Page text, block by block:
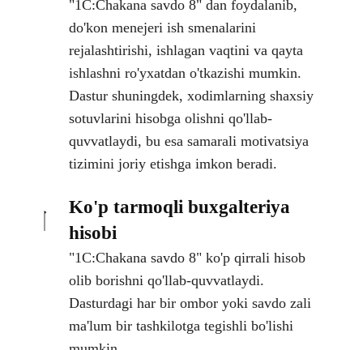
"1C:Chakana savdo 8" dan foydalanib,
do'kon menejeri ish smenalarini
rejalashtirishi, ishlagan vaqtini va qayta
ishlashni ro'yxatdan o'tkazishi mumkin.
Dastur shuningdek, xodimlarning shaxsiy
sotuvlarini hisobga olishni qo'llab-
quvvatlaydi, bu esa samarali motivatsiya
tizimini joriy etishga imkon beradi.
Ko'p tarmoqli buxgalteriya
hisobi
"1C:Chakana savdo 8" ko'p qirrali hisob
olib borishni qo'llab-quvvatlaydi.
Dasturdagi har bir ombor yoki savdo zali
ma'lum bir tashkilotga tegishli bo'lishi